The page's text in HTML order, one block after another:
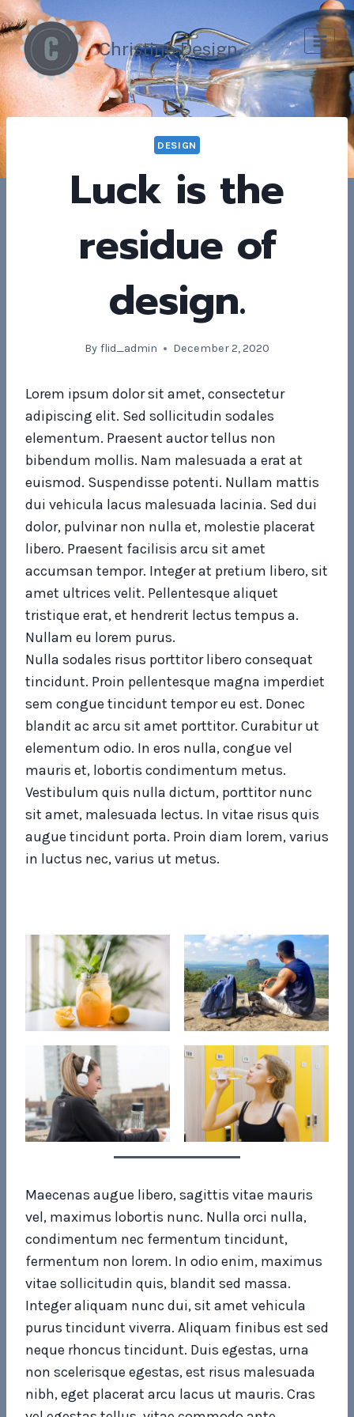
Skip
to
content
Christine Design
DESIGN
Luck is the
residue of
design.
By flid_admin December 2, 2020
Lorem ipsum dolor sit amet, consectetur
adipiscing elit. Sed sollicitudin sodales
elementum. Praesent auctor tellus non
bibendum mollis. Nam malesuada a erat at
euismod. Suspendisse potenti. Nullam mattis
dui vehicula lacus malesuada lacinia. Sed dui
dolor, pulvinar non nulla et, molestie placerat
libero. Praesent facilisis arcu sit amet
accumsan tempor. Integer at pretium libero, sit
amet ultrices velit. Pellentesque aliquet
tristique erat, et hendrerit lectus tempus a.
Nullam eu lorem purus.
Nulla sodales risus porttitor libero consequat
tincidunt. Proin pellentesque magna imperdiet
sem congue tincidunt tempor eu est. Donec
blandit ac arcu sit amet porttitor. Curabitur ut
elementum odio. In eros nulla, congue vel
mauris et, lobortis condimentum metus.
Vestibulum quis nulla dictum, porttitor nunc
sit amet, malesuada lectus. In vitae risus quis
augue tincidunt porta. Proin diam lorem, varius
in luctus nec, varius ut metus.
Maecenas augue libero, sagittis vitae mauris
vel, maximus lobortis nunc. Nulla orci nulla,
condimentum nec fermentum tincidunt,
fermentum non lorem. In odio enim, maximus
vitae sollicitudin quis, blandit sed massa.
Integer aliquam nunc dui, sit amet vehicula
purus tincidunt viverra. Aliquam finibus est sed
neque rhoncus tincidunt. Duis egestas, urna
non scelerisque egestas, est risus malesuada
nibh, eget placerat arcu lacus ut mauris. Cras